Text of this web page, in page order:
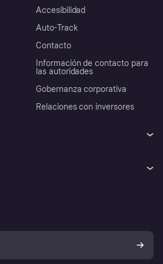
Accesibilidad
Auto-Track
Contacto
Información de contacto para
las autoridades
Gobernanza corporativa
Relaciones con inversores